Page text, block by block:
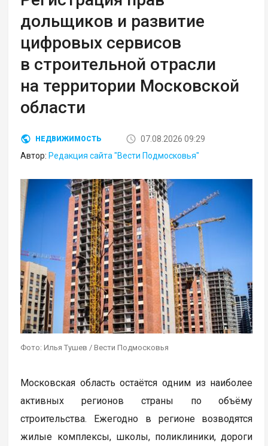
дольщиков и развитие
цифровых сервисов
в строительной отрасли
на территории Московской
области
НЕДВИЖИМОСТЬ
07.08.2026 09:29
Автор: Редакция сайта "Вести Подмосковья"
Фото: Илья Тушев / Вести Подмосковья
Московская область остаётся одним из наиболее
активных регионов страны по объёму
строительства. Ежегодно в регионе возводятся
жилые комплексы, школы, поликлиники, дороги